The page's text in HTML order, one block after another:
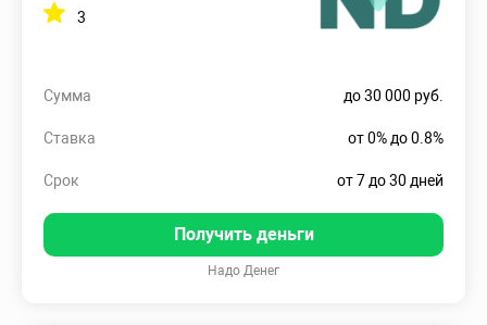
3
Сумма до 30 000 руб.
Ставка от 0% до 0.8%
Срок от 7 до 30 дней
Получить деньги
Надо Денег